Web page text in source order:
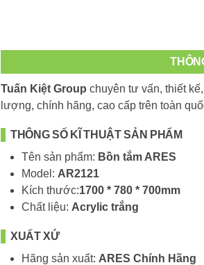
Tuấn Kiệt Group chuyên tư vấn, thiết
lượng, chính hãng, cao cấp trên toàn
THÔNG SỐ KĨ THUẬT SẢN PHẨM
Tên sản phẩm: Bồn tắm ARES
Model: AR2121
Kích thước:1700 * 780 * 700mm
Chất liệu: Acrylic trắng
XUẤT XỨ
Hãng sản xuất: ARES Chính Hãng